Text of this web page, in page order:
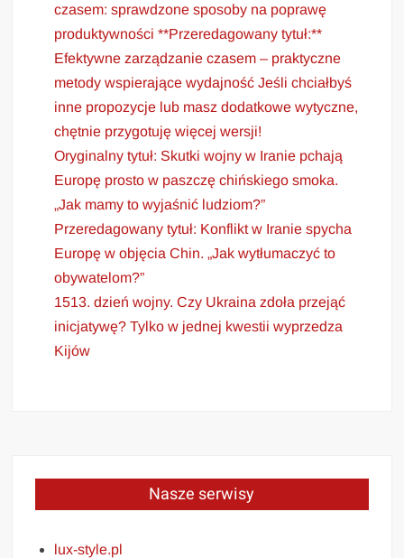
czasem: sprawdzone sposoby na poprawę
produktywności **Przeredagowany tytuł:**
Efektywne zarządzanie czasem – praktyczne
metody wspierające wydajność Jeśli chciałbyś
inne propozycje lub masz dodatkowe wytyczne,
chętnie przygotuję więcej wersji!
Oryginalny tytuł: Skutki wojny w Iranie pchają
Europę prosto w paszczę chińskiego smoka.
„Jak mamy to wyjaśnić ludziom?”
Przeredagowany tytuł: Konflikt w Iranie spycha
Europę w objęcia Chin. „Jak wytłumaczyć to
obywatelom?”
1513. dzień wojny. Czy Ukraina zdoła przejąć
inicjatywę? Tylko w jednej kwestii wyprzedza
Kijów
Nasze serwisy
lux-style.pl